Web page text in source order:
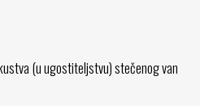
(u ugostiteljstvu) stečenog van